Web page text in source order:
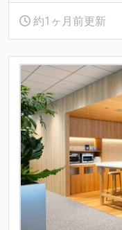
約1ヶ月前更新